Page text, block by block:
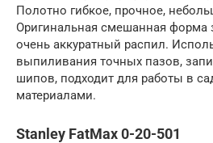
Полотно гибкое, прочное,
Оригинальная смешанная форма
очень аккуратный распил.
выпиливания точных пазов,
шипов, подходит для работы в
материалами.
Stanley FatMax 0-20-501